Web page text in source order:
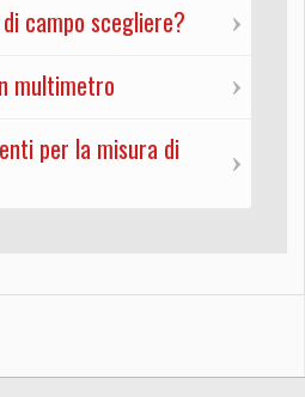
campo scegliere?
multimetro
per la misura di